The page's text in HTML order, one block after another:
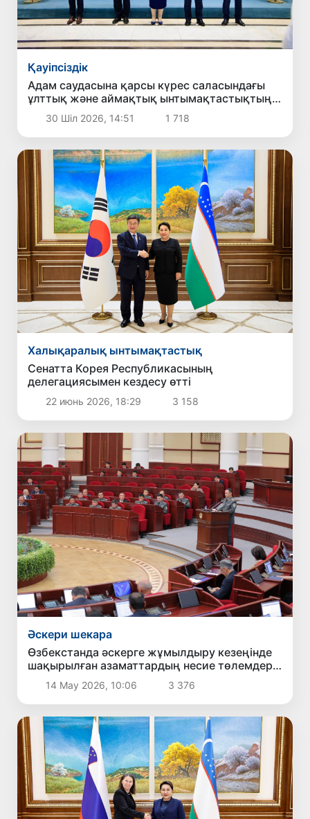
Қауіпсіздік
Адам саудасына қарсы күрес саласындағы
ұлттық және аймақтық ынтымақтастықтың
жаңа басым бағыттары белгіленді
30 Шіл 2026, 14:51 1 718
Халықаралық ынтымақтастық
Сенатта Корея Республикасының
делегациясымен кездесу өтті
22 июнь 2026, 18:29 3 158
Әскери шекара
Өзбекстанда әскерге жұмылдыру кезеңінде
шақырылған азаматтардың несие төлемдері
кейінге қалдырылады
14 Мау 2026, 10:06 3 376